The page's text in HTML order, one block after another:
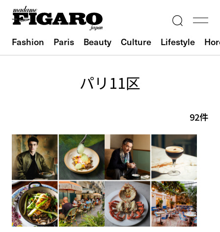
Fashion Paris Beauty Culture Lifestyle
パリ11区
92件